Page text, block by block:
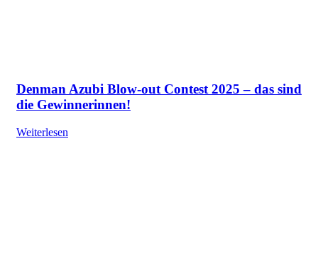
Denman Azubi Blow-out Contest 2025 – das sind
die Gewinnerinnen!
Weiterlesen